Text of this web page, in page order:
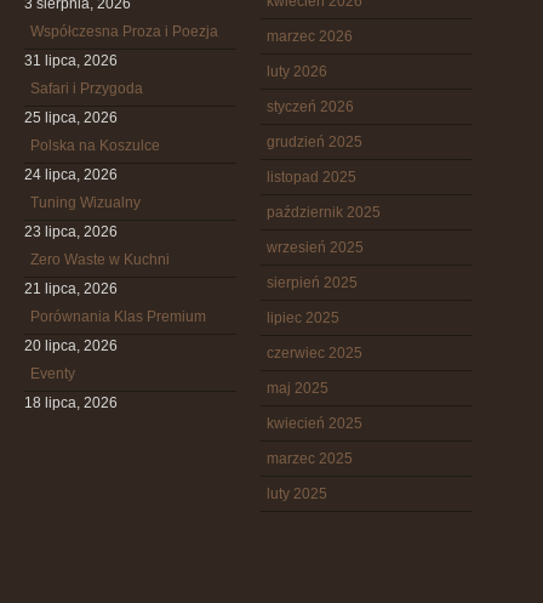
3 sierpnia, 2026
Współczesna Proza i Poezja
31 lipca, 2026
Safari i Przygoda
25 lipca, 2026
Polska na Koszulce
24 lipca, 2026
Tuning Wizualny
23 lipca, 2026
Zero Waste w Kuchni
21 lipca, 2026
Porównania Klas Premium
20 lipca, 2026
Eventy
18 lipca, 2026
marzec 2026
luty 2026
styczeń 2026
grudzień 2025
listopad 2025
październik 2025
wrzesień 2025
sierpień 2025
lipiec 2025
czerwiec 2025
maj 2025
kwiecień 2025
marzec 2025
luty 2025